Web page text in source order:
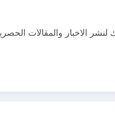
الاخبار والمقالات